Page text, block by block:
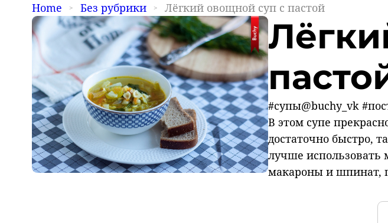
Home Без рубрики Лёгкий овощной суп с пастой
#супы@buchy_vk
В этом супе
достаточно быстро,
лучше использовать
макароны и шпинат,